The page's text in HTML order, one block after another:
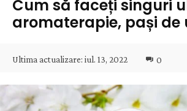
Cum să faceți singuri
aromaterapie, pași de
Ultima actualizare: iul. 13, 2022 0